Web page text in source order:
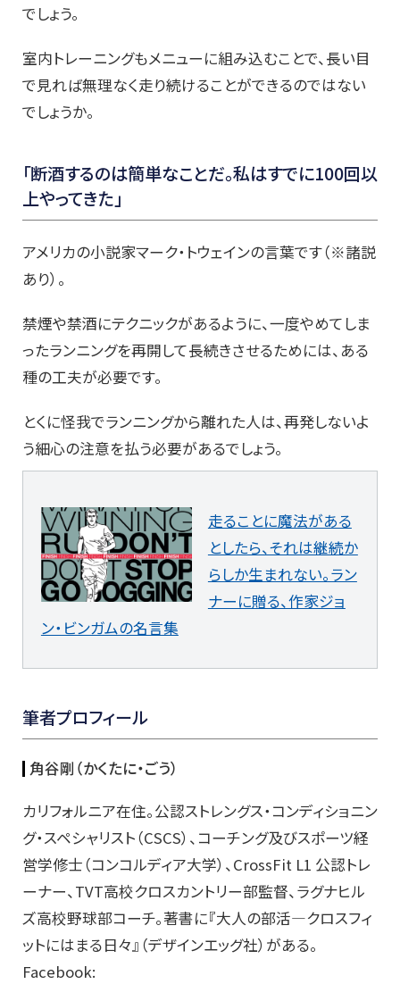
でしょう。
室内トレーニングもメニューに組み込むことで、長い目
で見れば無理なく走り続けることができるのではない
でしょうか。
「断酒するのは簡単なことだ。私はすでに100回以
上やってきた」
アメリカの小説家マーク・トウェインの言葉です（※諸説
あり）。
禁煙や禁酒にテクニックがあるように、一度やめてしま
ったランニングを再開して長続きさせるためには、ある
種の工夫が必要です。
とくに怪我でランニングから離れた人は、再発しないよ
う細心の注意を払う必要があるでしょう。
走ることに魔法がある
としたら、それは継続か
らしか生まれない。ラン
ナーに贈る、作家ジョ
ン・ビンガムの名言集
筆者プロフィール
角谷剛（かくたに・ごう）
カリフォルニア在住。公認ストレングス・コンディショニン
グ・スペシャリスト（CSCS）、コーチング及びスポーツ経
営学修士（コンコルディア大学）、CrossFit L1 公認トレ
ーナー、TVT高校クロスカントリー部監督、ラグナヒル
ズ高校野球部コーチ。著書に『大人の部活―クロスフィ
ットにはまる日々』（デザインエッグ社）がある。
Facebook: